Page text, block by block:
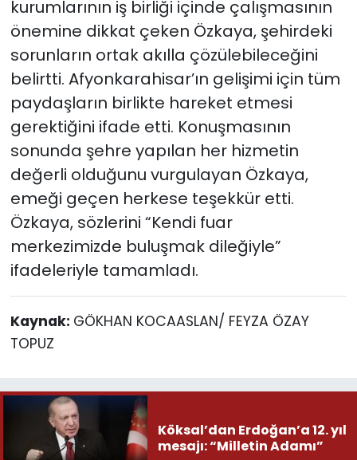
kurumlarının iş birliği içinde çalışmasının
önemine dikkat çeken Özkaya, şehirdeki
sorunların ortak akılla çözülebileceğini
belirtti. Afyonkarahisar’ın gelişimi için tüm
paydaşların birlikte hareket etmesi
gerektiğini ifade etti. Konuşmasının
sonunda şehre yapılan her hizmetin
değerli olduğunu vurgulayan Özkaya,
emeği geçen herkese teşekkür etti.
Özkaya, sözlerini “Kendi fuar
merkezimizde buluşmak dileğiyle”
ifadeleriyle tamamladı.
Kaynak: GÖKHAN KOCAASLAN/ FEYZA ÖZAY
TOPUZ
Köksal’dan Erdoğan’a 12. yıl
mesajı: “Milletin Adamı”